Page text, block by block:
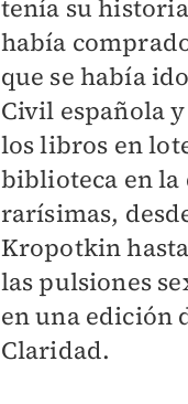
tenía su
había
que se había
Civil española
los libros en
biblioteca en la
rarísimas,
Kropotkin
las pulsiones
en una edición
Claridad.